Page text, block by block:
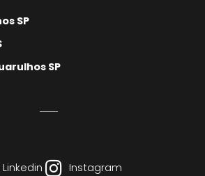
SP
SP
Linkedin Instagram